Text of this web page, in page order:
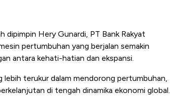
Hery Gunardi, PT Bank Rakyat
pertumbuhan yang berjalan semakin
antara kehati-hatian dan ekspansi.
terukur dalam mendorong pertumbuhan,
di tengah dinamika ekonomi global.